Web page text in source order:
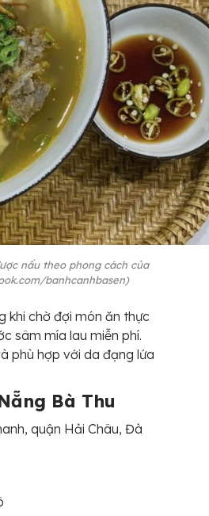
nấu theo phong cách của
banhcanhbasen)
khi chờ đợi món ăn thực
sâm mía lau miễn phí.
phù hợp với da đạng lứa
Bà Thu
quận Hải Châu, Đà